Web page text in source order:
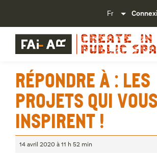
Répondre à : Les
projets qui vous
inspirent !
14 avril 2020 à 11 h 52 min